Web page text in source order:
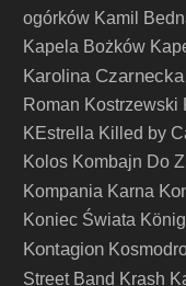
ogórków Kamil
Kapela Bożków
Karolina Czarnecka
Roman Kostrzewski
KEstrella Killed by
Kolos Kombajn Do
Kompania Karna
Koniec Świata
Kontagion
Street Band Krash